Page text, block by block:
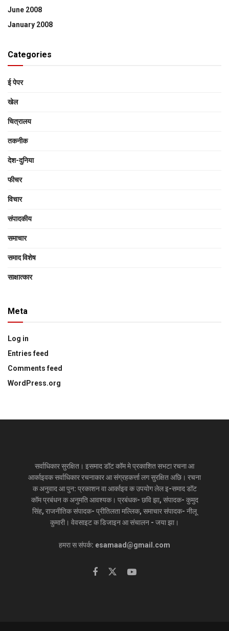
June 2008
January 2008
Categories
ई पेपर
खेल
चित्रालय
तकनीक
देश-दुनिया
फीचर
विचार
संपादकीय
समाचार
समाद विशेष
साक्षात्‍कार
Meta
Log in
Entries feed
Comments feed
WordPress.org
सर्वाधिकार सुरक्षित। इसमाद डॉट कॉम मे प्रकाशित सभटा रचना आ
आर्काइवक सर्वाधिकार रचनाकार आ संग्रहकर्त्ता लग सुरक्षित अछि। रचना
क अनुवाद आ पुन: प्रकाशन वा आर्काइव क उपयोग लेल इ-समाद डॉट
कॉम प्रबंधन क अनुमति आवश्यक। प्रबंधक- छवि झा, संपादक- कुमुद
सिंह, राजनीतिक संपादक- प्रीतिलता मल्लिक, समाचार संपादक- नीलू
कुमारी। वेवसाइट क डिजाइन आ संचालन - जया झा।
हमरा स संपर्क: esamaad@gmail.com